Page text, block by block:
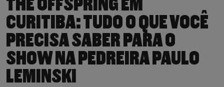
THE OFFSPRING EM
CURITIBA: TUDO O QUE VOCÊ
PRECISA SABER PARA O
SHOW NA PEDREIRA PAULO
LEMINSKI